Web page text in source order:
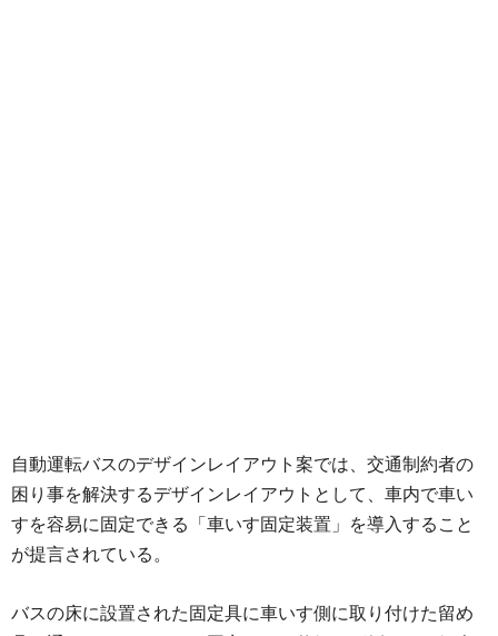
自動運転バスのデザインレイアウト案では、交通制約者の
困り事を解決するデザインレイアウトとして、車内で車い
すを容易に固定できる「車いす固定装置」を導入すること
が提言されている。
バスの床に設置された固定具に車いす側に取り付けた留め